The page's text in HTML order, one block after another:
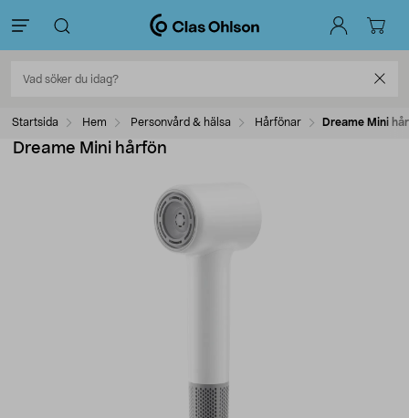
Startsida Hem Personvård & hälsa Hårfönar Dreame Mini
Dreame Mini hårfön